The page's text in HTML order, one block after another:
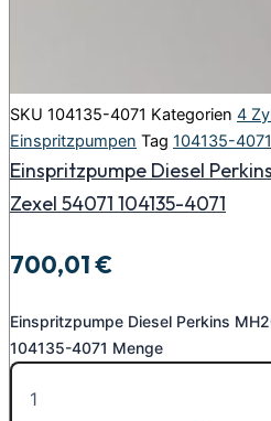
SKU 104135-4071 Kategorien 4
Einspritzpumpen Tag 104135-4071
Einspritzpumpe Diesel
Zexel 54071 104135-4071
700,01€
Einspritzpumpe Diesel Perkins
104135-4071 Menge